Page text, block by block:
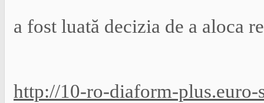
a fost luată decizia de a aloca
http://10-ro-diaform-plus.euro-